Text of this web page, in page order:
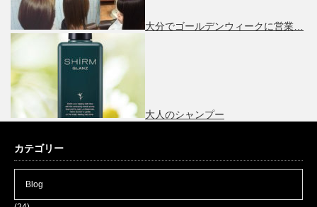
大分でゴールデンウィークに営業…
大人のシャンプー
カテゴリー
Blog